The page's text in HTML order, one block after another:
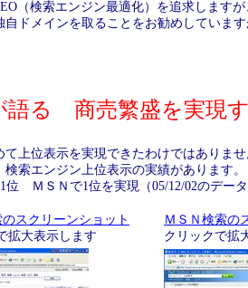
検索エンジン最適化）を追求しますが
メインを取ることをお勧めしています
語る 商売繁盛を実現
て上位表示を実現できたわけではありま
検索エンジン上位表示の実績があります。
位 ＭＳＮで1位を実現（05/12/02のデー
のスクリーンショット
拡大表示します
ＭＳＮ検索の
クリックで拡